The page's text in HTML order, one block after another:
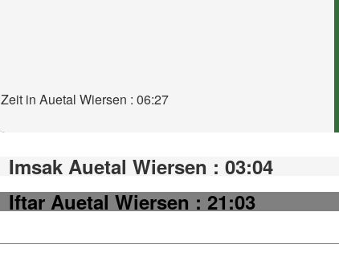
Zeit in Auetal Wiersen : 06:27
Imsak Auetal Wiersen : 03:04
Iftar Auetal Wiersen : 21:03